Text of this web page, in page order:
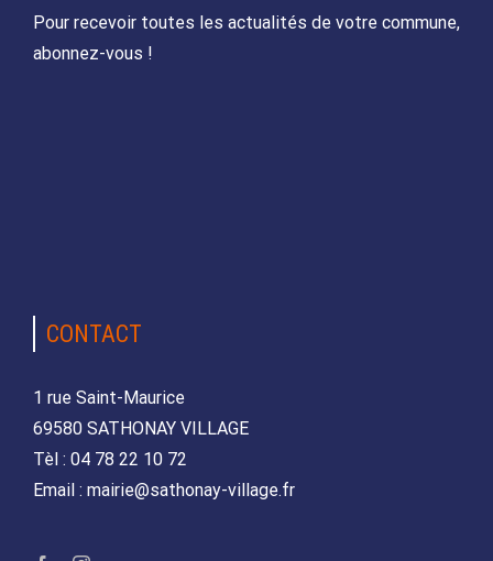
Pour recevoir toutes les actualités de votre commune,
abonnez-vous !
CONTACT
1 rue Saint-Maurice
69580 SATHONAY VILLAGE
Tèl : 04 78 22 10 72
Email : mairie@sathonay-village.fr